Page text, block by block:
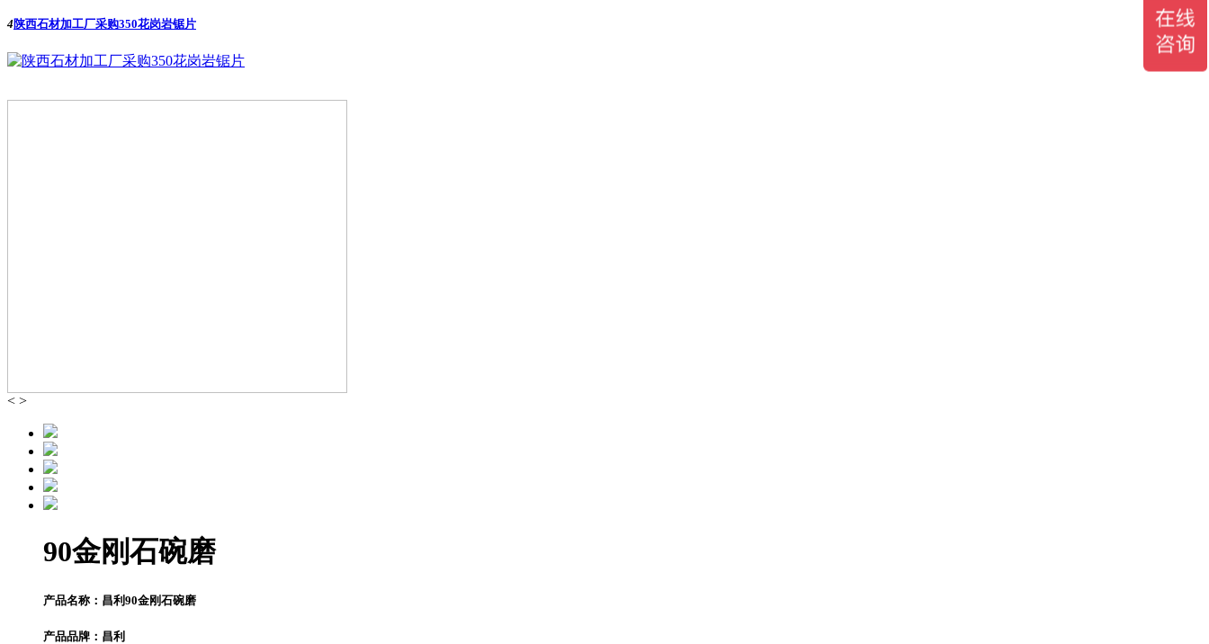
4 陕西石材加工厂采购350花岗岩锯片
< >
90金刚石碗磨
产品名称： 昌利90金刚石碗磨
产品品牌： 昌利